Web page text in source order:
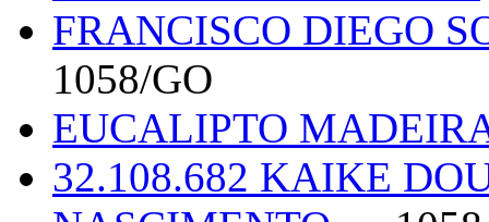
FRANCISCO DIEGO
1058/GO
EUCALIPTO
32.108.682 KAIKE